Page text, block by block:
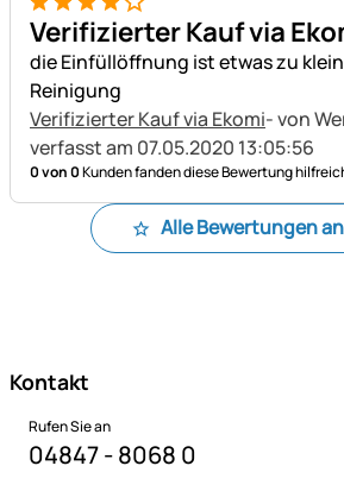
4 von 5
Verifizierter Kauf via
die Einfüllöffnung ist etwas zu
Reinigung
Verifizierter Kauf via Ekomi- von
verfasst am 07.05.2020 13:05:56
0 von 0Kunden fanden diese Bewertung
Alle Bewertungen
Kontakt
Rufen Sie an
04847 - 8068 0